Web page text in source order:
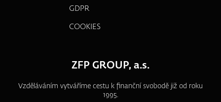
GDPR
COOKIES
ZFP GROUP, a.s.
Vzděláváním vytváříme cestu k finanční svobodě již od roku
1995.